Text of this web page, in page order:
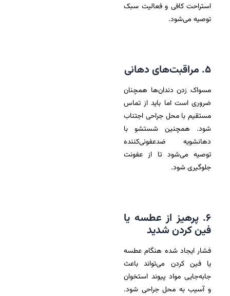
استراحت کافی و فعالیت سبک
توصیه می‌شود.
۵. مراقبت‌های دهانی
مسواک زدن دندان‌ها همچنان
ضروری است اما باید از تماس
مستقیم با محل جراحی اجتناب
شود. همچنین شستشو با
دهانشویه ضدعفونی‌کننده
توصیه می‌شود تا از عفونت
جلوگیری شود.
۶. پرهیز از عطسه یا
فین کردن شدید
فشار ایجاد شده هنگام عطسه
یا فین کردن می‌تواند باعث
جابه‌جایی مواد پیوند استخوان
و آسیب به محل جراحی شود.